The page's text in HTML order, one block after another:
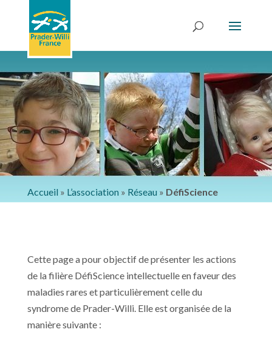
Accueil » L’association » Réseau » DéfiScience
Cette page a pour objectif de présenter les actions
de la filière DéfiScience intellectuelle en faveur des
maladies rares et particulièrement celle du
syndrome de Prader-Willi. Elle est organisée de la
manière suivante :